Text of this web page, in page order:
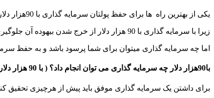
یکی از بهترین راه ها برای حفظ پولتان سرمایه گذاری با 90هزار دلار میباشد.
زیرا با سرمایه گذاری با 90 هزار دلار از خرج شدن بیهوده آن جلوگیری خواهید کرد.
اما چه سرمایه گذاری میتوان برای شما پرسود باشد و به حفظ
با90هزار دلار چه سرمایه گذاری می توان انجام داد؟ ( با 90 هزار دلار چه کار کنم؟ )
برای داشتن یک سرمایه گذاری موفق باید پیش از هرچیزی تحقیق